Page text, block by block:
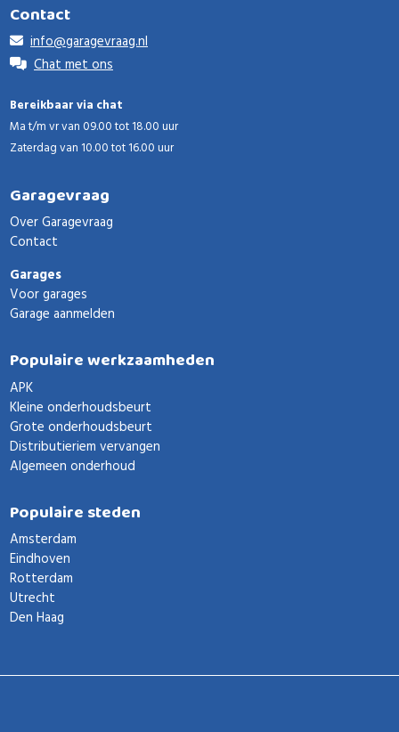
Contact
info@garagevraag.nl
Chat met ons
Bereikbaar via chat
Ma t/m vr van 09.00 tot 18.00 uur
Zaterdag van 10.00 tot 16.00 uur
Garagevraag
Over Garagevraag
Contact
Garages
Voor garages
Garage aanmelden
Populaire werkzaamheden
APK
Kleine onderhoudsbeurt
Grote onderhoudsbeurt
Distributieriem vervangen
Algemeen onderhoud
Populaire steden
Amsterdam
Eindhoven
Rotterdam
Utrecht
Den Haag